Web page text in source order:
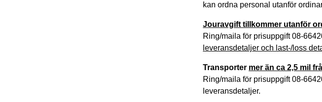
kan ordna personal utanför
Jouravgift tillkommer utanför
Ring/maila för prisuppgift 08-
leveransdetaljer och last-/loss
Transporter mer än ca 2,5 mil
Ring/maila för prisuppgift 08-
leveransdetaljer.